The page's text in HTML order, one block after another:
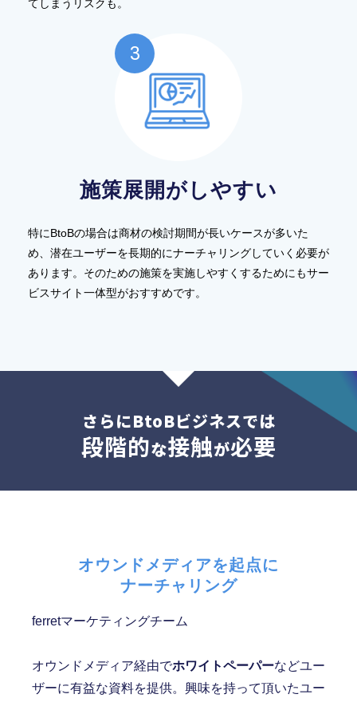
てしまうリスクも。
施策展開がしやすい
特にBtoBの場合は商材の検討期間が長いケースが多いた
め、潜在ユーザーを長期的にナーチャリングしていく必要が
あります。そのための施策を実施しやすくするためにもサー
ビスサイト一体型がおすすめです。
さらにBtoBビジネスでは
段階的な接触が必要
オウンドメディアを起点に
ナーチャリング
ferretマーケティングチーム
オウンドメディア経由でホワイトペーパーなどユー
ザーに有益な資料を提供。興味を持って頂いたユー